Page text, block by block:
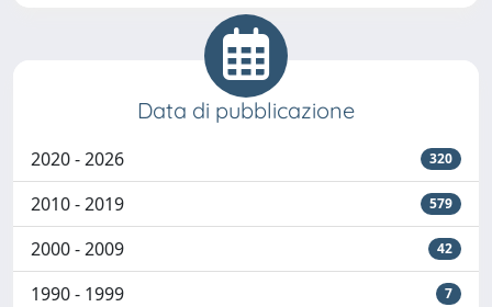
Data di pubblicazione
2020 - 2026 320
2010 - 2019 579
2000 - 2009 42
1990 - 1999 7